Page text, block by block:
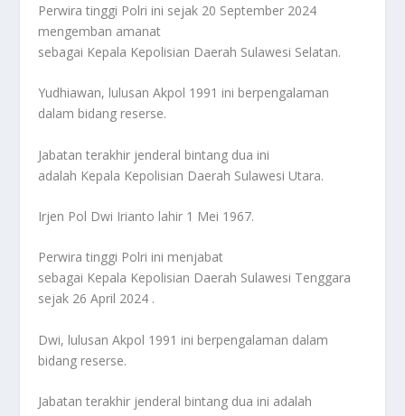
Perwira tinggi Polri ini sejak 20 September 2024
mengemban amanat
sebagai Kepala Kepolisian Daerah Sulawesi Selatan.
Yudhiawan, lulusan Akpol 1991 ini berpengalaman
dalam bidang reserse.
Jabatan terakhir jenderal bintang dua ini
adalah Kepala Kepolisian Daerah Sulawesi Utara.
Irjen Pol Dwi Irianto lahir 1 Mei 1967.
Perwira tinggi Polri ini menjabat
sebagai Kepala Kepolisian Daerah Sulawesi Tenggara
sejak 26 April 2024 .
Dwi, lulusan Akpol 1991 ini berpengalaman dalam
bidang reserse.
Jabatan terakhir jenderal bintang dua ini adalah